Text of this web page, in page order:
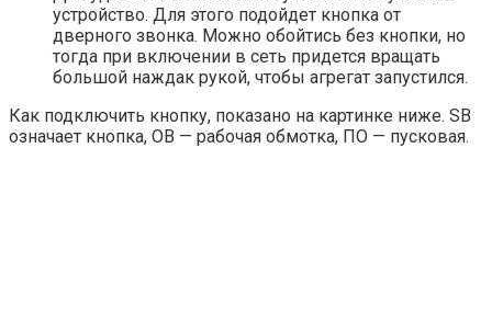
устройство. Для этого подойдет кнопка от
дверного звонка. Можно обойтись без кнопки, но
тогда при включении в сеть придется вращать
большой наждак рукой, чтобы агрегат запустился.
Как подключить кнопку, показано на картинке ниже. SB
означает кнопка, ОВ — рабочая обмотка, ПО — пусковая.